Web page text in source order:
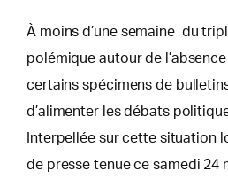
À moins d’une semaine du
polémique autour de l’absence
certains spécimens de
d’alimenter les débats
Interpellée sur cette situation
de presse tenue ce samedi 24